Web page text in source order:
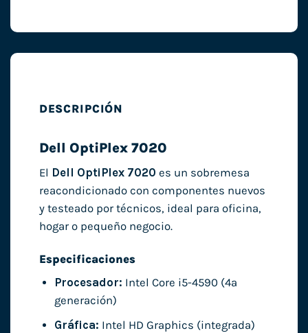
DESCRIPCIÓN
Dell OptiPlex 7020
El Dell OptiPlex 7020 es un sobremesa
reacondicionado con componentes nuevos
y testeado por técnicos, ideal para oficina,
hogar o pequeño negocio.
Especificaciones
Procesador: Intel Core i5-4590 (4ª
generación)
Gráfica: Intel HD Graphics (integrada)